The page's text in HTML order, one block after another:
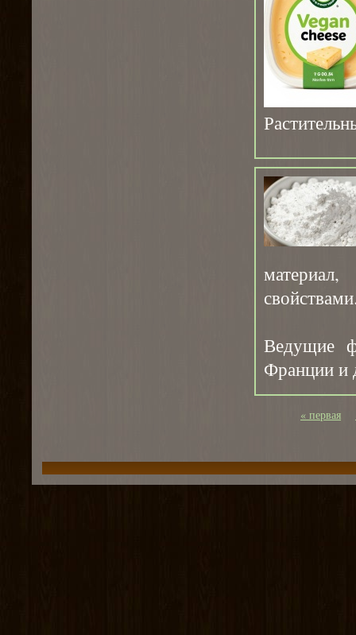
Ведущие
Франции и
« первая